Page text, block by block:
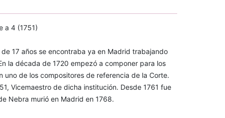
a 4 (1751)
17 años se encontraba ya en Madrid trabajando
la década de 1720 empezó a componer para los
de los compositores de referencia de la Corte.
Vicemaestro de dicha institución. Desde 1761 fue
Nebra murió en Madrid en 1768.